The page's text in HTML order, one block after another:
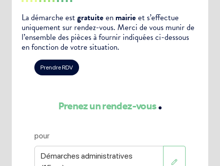
La démarche estgratuiteen mairieet s’effectue
uniquement sur rendez-vous. Merci de vous munir de
l’ensemble des pièces à fournir indiquées ci-dessous
en fonction de votre situation.